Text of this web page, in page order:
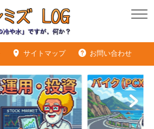
サイトマップ お問い合わせ